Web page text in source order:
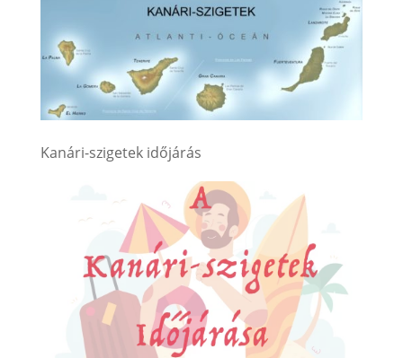
Kanári-szigetek időjárás